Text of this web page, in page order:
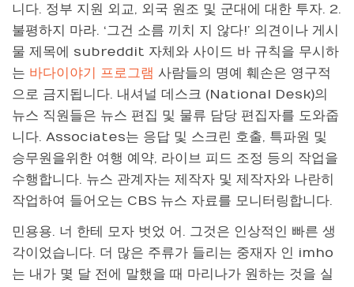
니다. 정부 지원 외교, 외국 원조 및 군대에 대한 투자. 2.
불평하지 마라. ‘그건 소름 끼치 지 않다!’ 의견이나 게시
물 제목에 subreddit 자체와 사이드 바 규칙을 무시하
는 바다이야기 프로그램 사람들의 명예 훼손은 영구적
으로 금지됩니다. 내셔널 데스크 (National Desk)의
뉴스 직원들은 뉴스 편집 및 물류 담당 편집자를 도와줍
니다. Associates는 응답 및 스크린 호출, 특파원 및
승무원을위한 여행 예약, 라이브 피드 조정 등의 작업을
수행합니다. 뉴스 관계자는 제작자 및 제작자와 나란히
작업하여 들어오는 CBS 뉴스 자료를 모니터링합니다.
민용용. 너 한테 모자 벗었 어. 그것은 인상적인 빠른 생
각이었습니다. 더 많은 주류가 들리는 중재자 인 imho
는 내가 몇 달 전에 말했을 때 마리나가 원하는 것을 실